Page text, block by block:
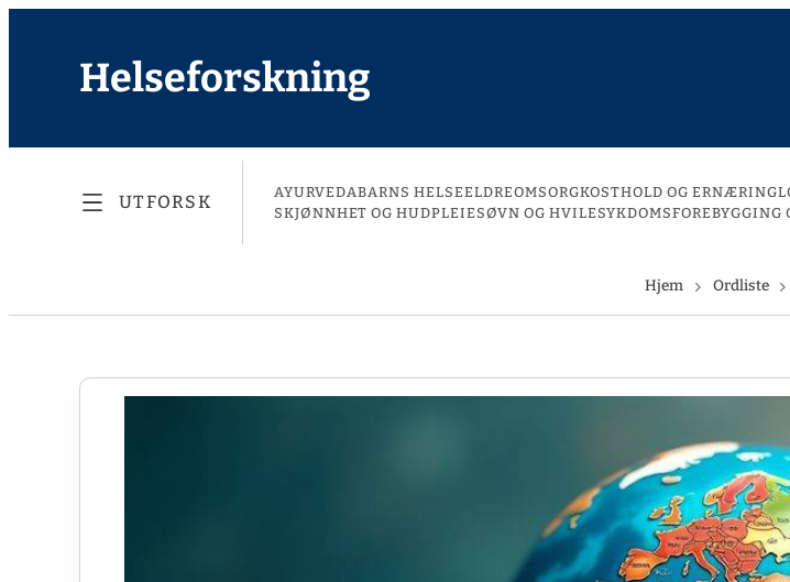
Helseforskning
UTFORSK AYURVEDABARNS HELSEELDREOMSORGKOSTHOLD OG ERNÆRING
SKJØNNHET OG HUDPLEIE SØVN OG HVILE
Hjem Ordliste